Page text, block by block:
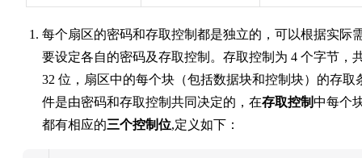
每个扇区的密码和存取控制都是独立的，可以根据实际
要设定各自的密码及存取控制。存取控制为 4 个字节，
32 位，扇区中的每个块（包括数据块和控制块）的存取
件是由密码和存取控制共同决定的，在存取控制中每个
都有相应的三个控制位,定义如下：